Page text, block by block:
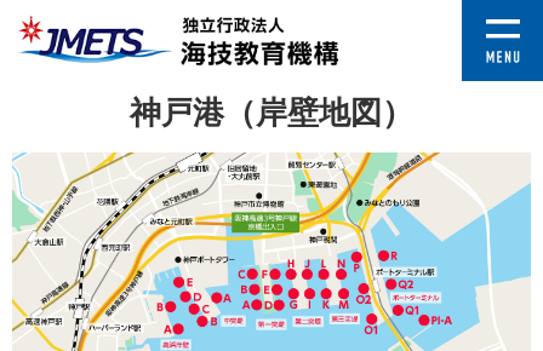
神戸港（岸壁地図）